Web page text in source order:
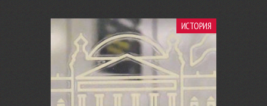
ИСТОРИЯ